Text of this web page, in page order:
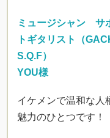
ミュージシャン サ
トギタリスト（
S.Q.F）
YOU様
イケメンで温和な人
魅力のひとつです！